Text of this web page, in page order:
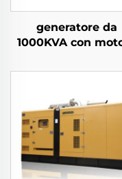
generatore da
1000KVA con